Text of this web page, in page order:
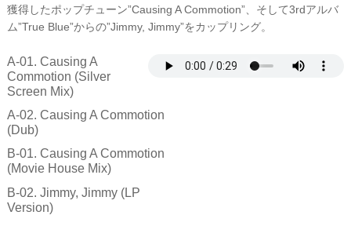
獲得したポップチューン”Causing A Commotion”、そして3rdアルバ
ム”True Blue”からの”Jimmy, Jimmy”をカップリング。
A-01. Causing A
Commotion (Silver
Screen Mix)
A-02. Causing A Commotion
(Dub)
B-01. Causing A Commotion
(Movie House Mix)
B-02. Jimmy, Jimmy (LP
Version)